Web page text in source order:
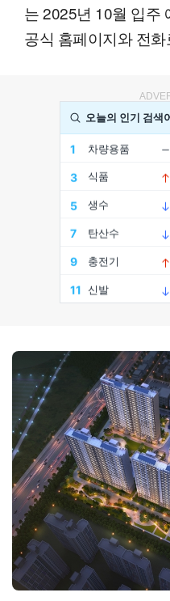
는 2025년 10월 입주
공식 홈페이지와 전